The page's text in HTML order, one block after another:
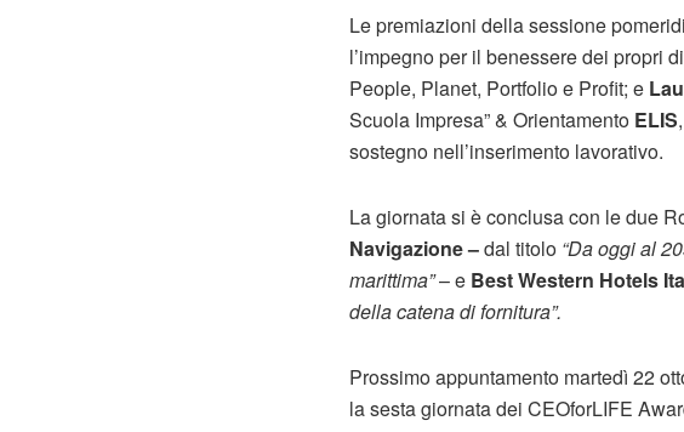
Le premiazioni della sessione
l’impegno per il benessere dei propri
People, Planet, Portfolio e Profit; e
Scuola Impresa” & Orientamento ELIS
sostegno nell’inserimento lavorativo.
La giornata si è conclusa con le due
Navigazione –dal titolo “Da oggi al
marittima”– e Best Western Hotels
della catena di fornitura”.
Prossimo appuntamento martedì 22
la sesta giornata dei CEOforLIFE